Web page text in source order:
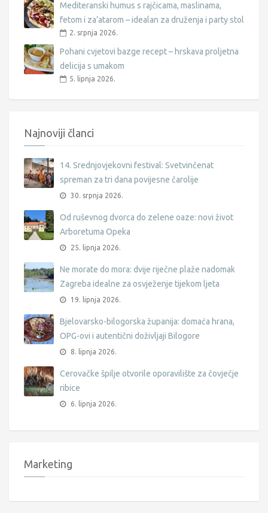
Mediteranski humus s rajčicama, maslinama,
fetom i za’atarom – idealan za druženja i party stol
2. srpnja 2026.
Pohani cvjetovi bazge recept – hrskava proljetna
delicija s umakom
5. lipnja 2026.
Najnoviji članci
14. Srednjovjekovni festival: Svetvinčenat
spreman za tri dana povijesne čarolije
30. srpnja 2026.
Od ruševnog dvorca do zelene oaze: novi život
Arboretuma Opeka
25. lipnja 2026.
Ne morate do mora: dvije riječne plaže nadomak
Zagreba idealne za osvježenje tijekom ljeta
19. lipnja 2026.
Bjelovarsko-bilogorska županija: domaća hrana,
OPG-ovi i autentični doživljaji Bilogore
8. lipnja 2026.
Cerovačke špilje otvorile oporavilište za čovječje
ribice
6. lipnja 2026.
Marketing